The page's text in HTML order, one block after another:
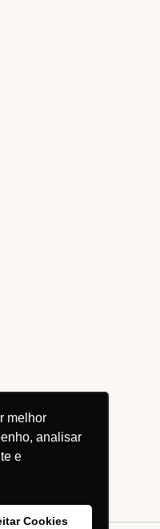
melhor
analisar
e
Cookies